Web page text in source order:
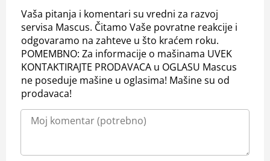
Vaša pitanja i komentari su vredni za razvoj
servisa Mascus. Čitamo Vaše povratne reakcije i
odgovaramo na zahteve u što kraćem roku.
POMEMBNO: Za informacije o mašinama UVEK
KONTAKTIRAJTE PRODAVACA u OGLASU Mascus
ne poseduje mašine u oglasima! Mašine su od
prodavaca!